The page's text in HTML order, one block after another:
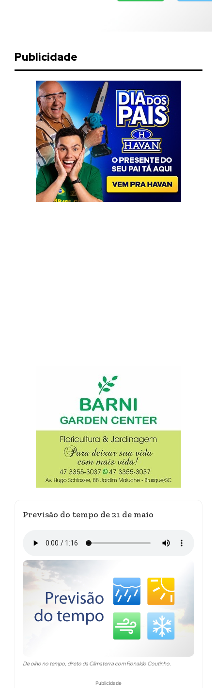
Publicidade
Previsão do tempo de 21 de maio
De olho no tempo, direto da Climaterra com Ronaldo Coutinho.
Publicidade